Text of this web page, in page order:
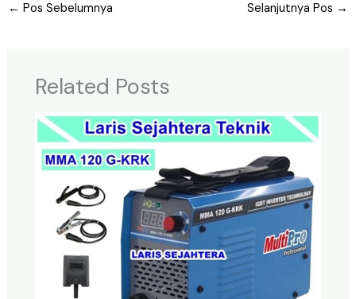
← Pos Sebelumnya Selanjutnya Pos →
Related Posts